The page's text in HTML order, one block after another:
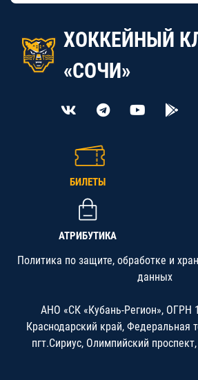
ХОККЕЙНЫЙ
«СОЧИ»
БИЛЕТЫ
АТРИБУТИКА
Политика по защите, обработке и
данных
АНО «СК «Кубань-Регион», ОГРН
Краснодарский край, Федеральная
пгт.Сириус, Олимпийский